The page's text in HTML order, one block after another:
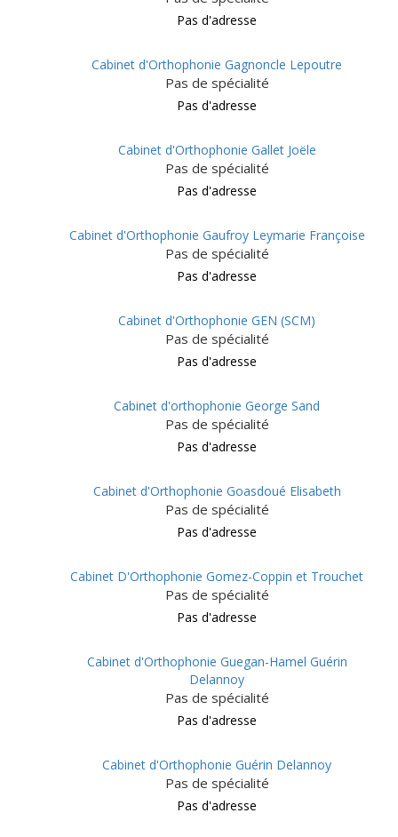
Pas d'adresse
Cabinet d'Orthophonie Gagnoncle Lepoutre
Pas de spécialité
Pas d'adresse
Cabinet d'Orthophonie Gallet Joële
Pas de spécialité
Pas d'adresse
Cabinet d'Orthophonie Gaufroy Leymarie Françoise
Pas de spécialité
Pas d'adresse
Cabinet d'Orthophonie GEN (SCM)
Pas de spécialité
Pas d'adresse
Cabinet d'orthophonie George Sand
Pas de spécialité
Pas d'adresse
Cabinet d'Orthophonie Goasdoué Elisabeth
Pas de spécialité
Pas d'adresse
Cabinet D'Orthophonie Gomez-Coppin et Trouchet
Pas de spécialité
Pas d'adresse
Cabinet d'Orthophonie Guegan-Hamel Guérin
Delannoy
Pas de spécialité
Pas d'adresse
Cabinet d'Orthophonie Guérin Delannoy
Pas de spécialité
Pas d'adresse